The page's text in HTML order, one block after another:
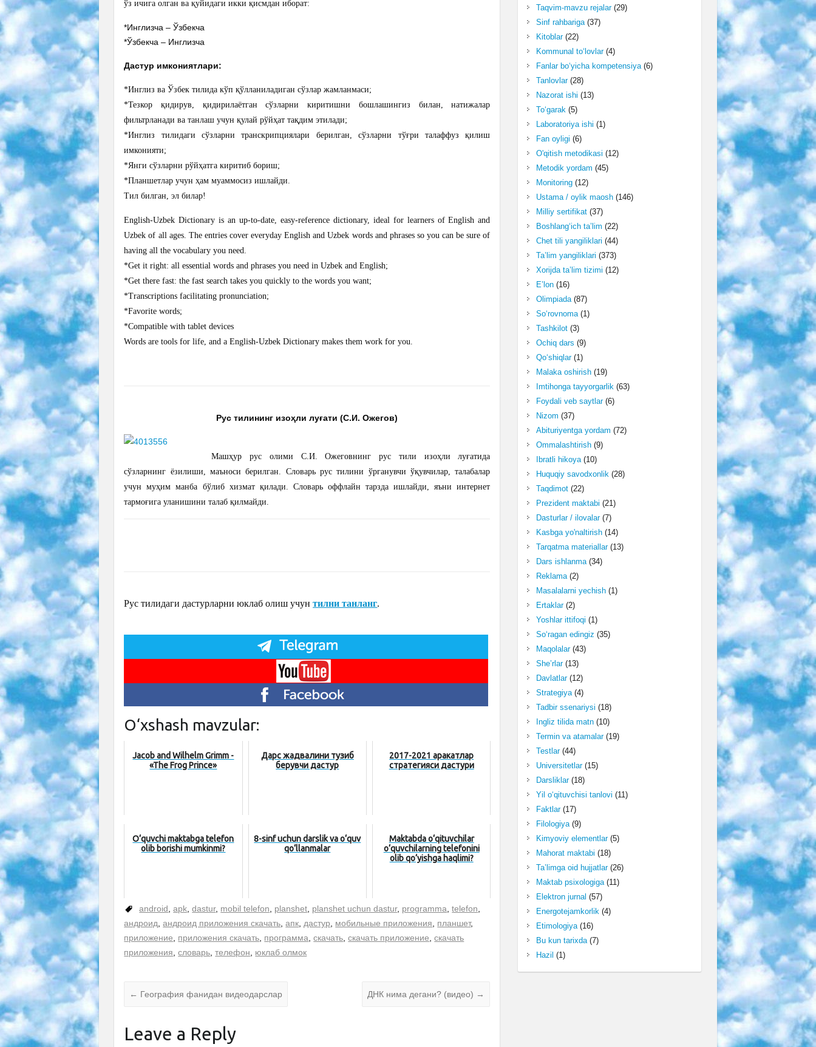
ўз ичига олган ва қуйидаги икки қисмдан иборат:
*Инглизча – Ўзбекча
*Ўзбекча – Инглизча
Дастур имкониятлари:
*Инглиз ва Ўзбек тилида кўп қўлланиладиган сўзлар жамланмаси;
*Тезкор қидирув, қидирилаётган сўзларни киритишни бошлашингиз билан, натижалар
фильтрланади ва танлаш учун қулай рўйҳат тақдим этилади;
*Инглиз тилидаги сўзларни транскрипциялари берилган, сўзларни тўғри талаффуз қилиш
имконияти;
*Янги сўзларни рўйҳатга киритиб бориш;
*Планшетлар учун ҳам муаммосиз ишлайди.
Тил билган, эл билар!
English-Uzbek Dictionary is an up-to-date, easy-reference dictionary, ideal for learners of English and
Uzbek of all ages. The entries cover everyday English and Uzbek words and phrases so you can be sure of
having all the vocabulary you need.
*Get it right: all essential words and phrases you need in Uzbek and English;
*Get there fast: the fast search takes you quickly to the words you want;
*Transcriptions facilitating pronunciation;
*Favorite words;
*Compatible with tablet devices
Words are tools for life, and a English-Uzbek Dictionary makes them work for you.
Рус тилининг изоҳли луғати (С.И. Ожегов)
Машҳур рус олими С.И. Ожеговнинг рус тили изоҳли луғатида
сўзларнинг ёзилиши, маъноси берилган. Словарь рус тилини ўрганувчи ўқувчилар, талабалар
учун муҳим манба бўлиб хизмат қилади. Словарь оффлайн тарзда ишлайди, яъни интернет
тармоғига уланишини талаб қилмайди.
Рус тилидаги дастурларни юклаб олиш учунтилни танланг.
O‘xshash mavzular:
Jacob and Wilhelm Grimm -
«The Frog Prince»
Дарс жадвалини тузиб
берувчи дастур
2017-2021 ҳаракатлар
стратегияси дастури
O‘quvchi maktabga telefon
olib borishi mumkinmi?
8-sinf uchun darslik va o‘quv
qo‘llanmalar
Maktabda o‘qituvchilar
o‘quvchilarning telefonini
olib qo‘yishga haqlimi?
android ,apk ,dastur, mobil telefon planshet planshet uchun dastur, programma ,telefon
андроид ,андроид приложения скачать ,апк дастур мобильные приложения планшет,
приложение
приложения скачать программа ,скачать ,скачать приложение ,скачать
приложения ,словарь ,телефон юклаб олмок
← География фанидан видеодарслар ДНК нима дегани? (видео) →
Leave a Reply
Taqvim-mavzu rejalar(29)
Sinf rahbariga(37)
Kitoblar(22)
Kommunal to‘lovlar(4)
Fanlar bo‘yicha kompetensiya(6)
Tanlovlar(28)
Nazorat ishi (13)
To‘garak(5)
Laboratoriya ishi (1)
Fan oyligi (6)
O'qitish metodikasi (12)
Metodik yordam (45)
Monitoring(12)
Ustama / oylik maosh(146)
Milliy sertifikat(37)
Boshlang‘ich ta’lim (22)
Chet tili yangiliklari (44)
Ta’lim yangiliklari (373)
Xorijda ta’lim tizimi (12)
E’lon(16)
Olimpiada(87)
So‘rovnoma(1)
Tashkilot(3)
Ochiq dars (9)
Qo‘shiqlar(1)
Malaka oshirish(19)
Imtihonga tayyorgarlik(63)
Foydali veb saytlar(6)
Nizom (37)
Abituriyentga yordam (72)
Ommalashtirish(9)
Ibratli hikoya(10)
Huquqiy savodxonlik(28)
Taqdimot(22)
Prezident maktabi (21)
Dasturlar / ilovalar(7)
Kasbga yo'naltirish(14)
Tarqatma materiallar(13)
Dars ishlanma(34)
Reklama(2)
Masalalarni yechish(1)
Ertaklar(2)
Yoshlar ittifoqi (1)
So‘ragan edingiz (35)
Maqolalar(43)
She’rlar(13)
Davlatlar(12)
Strategiya(4)
Tadbir ssenariysi (18)
Ingliz tilida matn(10)
Termin va atamalar(19)
Testlar(44)
Universitetlar(15)
Darsliklar(18)
Yil o‘qituvchisi tanlovi (11)
Faktlar(17)
Filologiya(9)
Kimyoviy elementlar(5)
Mahorat maktabi (18)
Ta’limga oid hujjatlar(26)
Maktab psixologiga(11)
Elektron jurnal (57)
Energotejamkorlik(4)
Etimologiya(16)
Bu kun tarixda(7)
Hazil (1)